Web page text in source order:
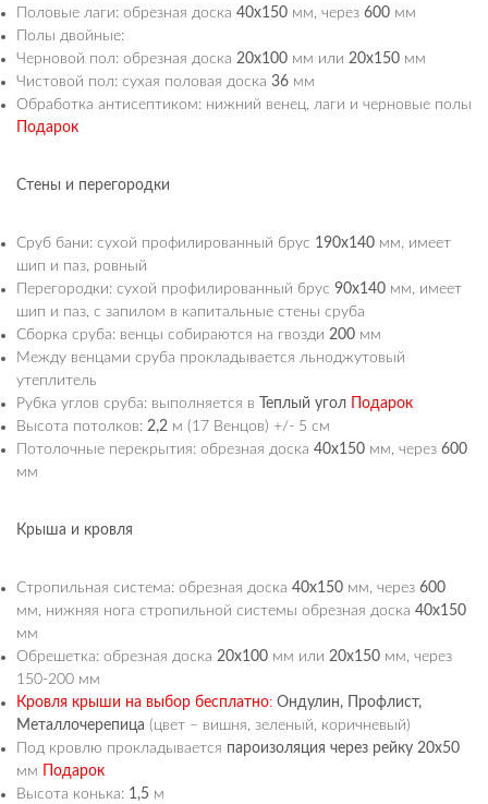
Половые лаги: обрезная доска 40х150 мм, через 600 мм
Полы двойные:
Черновой пол: обрезная доска 20х100 мм или 20х150 мм
Чистовой пол: сухая половая доска 36 мм
Обработка антисептиком: нижний венец, лаги и черновые полы
Подарок
Стены и перегородки
Сруб бани: сухой профилированный брус 190х140 мм, имеет
шип и паз, ровный
Перегородки: сухой профилированный брус 90х140 мм, имеет
шип и паз, с запилом в капитальные стены сруба
Сборка сруба: венцы собираются на гвозди 200 мм
Между венцами сруба прокладывается льноджутовый
утеплитель
Рубка углов сруба: выполняется в
Теплый угол
Подарок
Высота потолков: 2,2 м (17 Венцов) +/- 5 см
Потолочные перекрытия: обрезная доска 40х150 мм, через 600
мм
Крыша и кровля
Стропильная система: обрезная доска 40х150 мм, через 600
мм, нижняя нога стропильной системы обрезная доска 40х150
мм
Обрешетка: обрезная доска 20х100 мм или 20х150 мм, через
150-200 мм
Кровля крыши на выбор бесплатно: Ондулин, Профлист,
Металлочерепица (цвет – вишня, зеленый, коричневый)
Под кровлю прокладывается пароизоляция через рейку 20х50
мм
Подарок
Высота конька: 1,5 м